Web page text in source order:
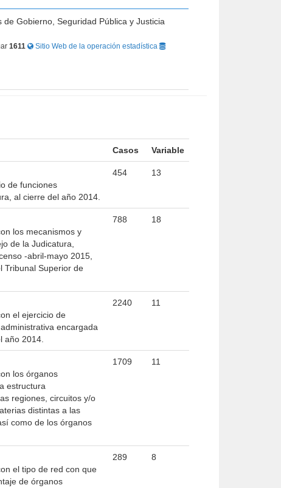
Gobierno, Seguridad Pública y Justicia
1611
Sitio Web de la operación estadística
Casos Variable
de funciones
al cierre del año 2014.
454 13
los mecanismos y
de la Judicatura,
-abril-mayo 2015,
Tribunal Superior de
788 18
el ejercicio de
encargada
año 2014.
2240 11
los órganos
estructura
regiones, circuitos y/o
distintas a las
como de los órganos
1709 11
el tipo de red con que
de órganos
289 8